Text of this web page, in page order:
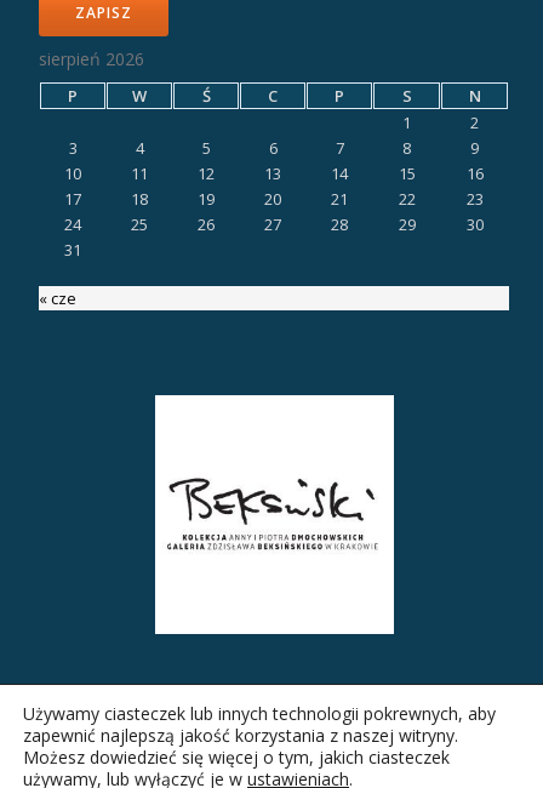
ZAPISZ
sierpień 2026
P W Ś C P S
N
1
2
3
4 5 6 7 8
9
10
11 12 13 14 15
16
17
18 19 20 21 22
23
24
25 26 27 28 29
30
31
« cze
Używamy ciasteczek lub innych technologii pokrewnych, aby
zapewnić najlepszą jakość korzystania z naszej witryny.
Możesz dowiedzieć się więcej o tym, jakich ciasteczek
używamy, lub wyłączyć je w ustawieniach.